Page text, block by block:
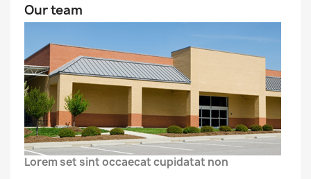
Our team
Lorem set sint occaecat cupidatat non